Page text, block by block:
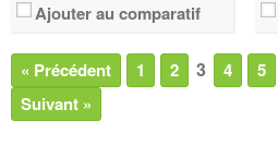
Ajouter au comparatif
« Précédent 1 2 3 4 5
Suivant »